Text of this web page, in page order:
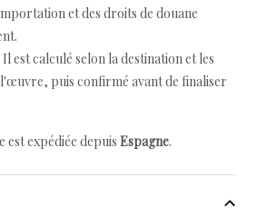
et des droits de douane
Il est calculé selon la destination et les
puis confirmé avant de finaliser
expédiée depuis Espagne.